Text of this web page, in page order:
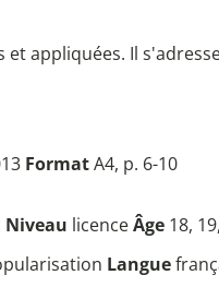
appliquées. Il
FormatA4, p. 6-10
Niveau licenceÂge 18,
Langue